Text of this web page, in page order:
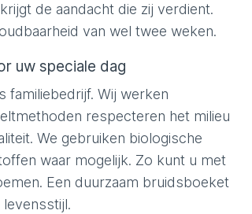
de aandacht die zij verdient.
van wel twee weken.
uw speciale dag
familiebedrijf. Wij werken
respecteren het milieu
We gebruiken biologische
waar mogelijk. Zo kunt u met
Een duurzaam bruidsboeket